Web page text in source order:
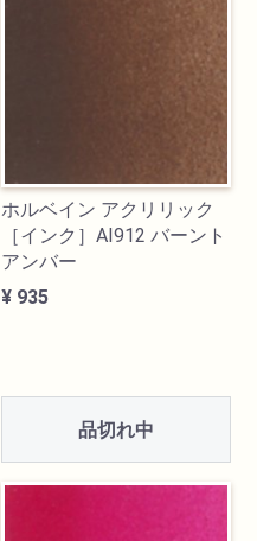
ホルベイン アクリリック
［インク］AI912 バーント
アンバー
¥ 935
品切れ中